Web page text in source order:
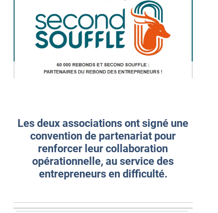
Les deux associations ont signé une
convention de partenariat pour
renforcer leur collaboration
opérationnelle, au service des
entrepreneurs en difficulté.